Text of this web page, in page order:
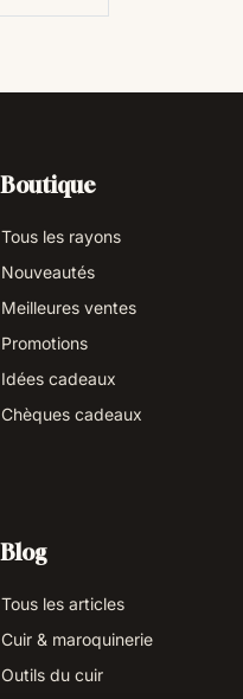
Boutique
Tous les rayons
Nouveautés
Meilleures ventes
Promotions
Idées cadeaux
Chèques cadeaux
Blog
Tous les articles
Cuir & maroquinerie
Outils du cuir